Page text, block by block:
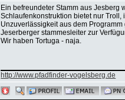
Ein befreundeter Stamm aus Jesberg
Schlaufenkonstruktion bietet nur
Unzuverlässigkeit aus dem
Jeserberger stammesleiter zur
Wir haben Tortuga - naja.
http://www.pfadfinder-vogelsberg.de